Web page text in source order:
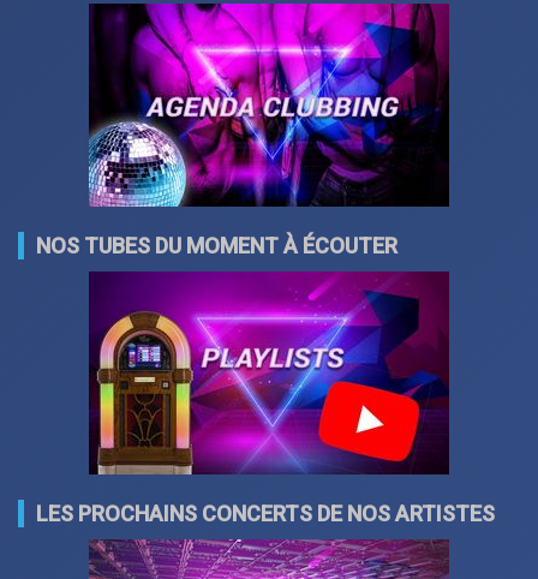
NOS TUBES DU MOMENT À ÉCOUTER
LES PROCHAINS CONCERTS DE NOS ARTISTES